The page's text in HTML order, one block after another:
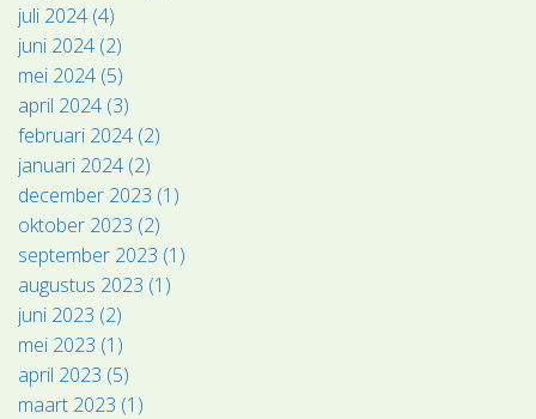
juli 2024 (4)
juni 2024 (2)
mei 2024 (5)
april 2024 (3)
februari 2024 (2)
januari 2024 (2)
december 2023 (1)
oktober 2023 (2)
september 2023 (1)
augustus 2023 (1)
juni 2023 (2)
mei 2023 (1)
april 2023 (5)
maart 2023 (1)